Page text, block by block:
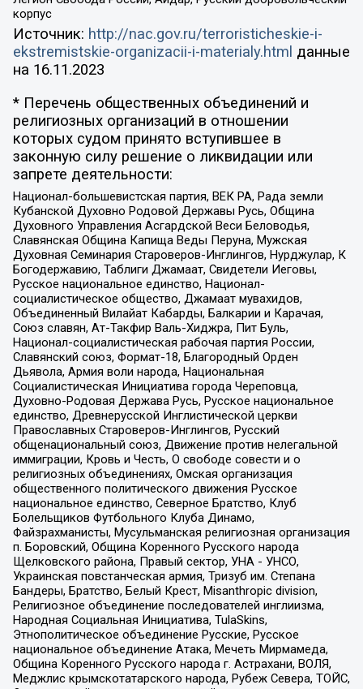
корпус
Источник: http://nac.gov.ru/terroristicheskie-i-
ekstremistskie-organizacii-i-materialy.html данные
на 16.11.2023
* Перечень общественных объединений и
религиозных организаций в отношении
которых судом принято вступившее в
законную силу решение о ликвидации или
запрете деятельности:
Национал-большевистская партия, ВЕК РА, Рада земли
Кубанской Духовно Родовой Державы Русь, Община
Духовного Управления Асгардской Веси Беловодья,
Славянская Община Капища Веды Перуна, Мужская
Духовная Семинария Староверов-Инглингов, Нурджулар, К
Богодержавию, Таблиги Джамаат, Свидетели Иеговы,
Русское национальное единство, Национал-
социалистическое общество, Джамаат мувахидов,
Объединенный Вилайат Кабарды, Балкарии и Карачая,
Союз славян, Ат-Такфир Валь-Хиджра, Пит Буль,
Национал-социалистическая рабочая партия России,
Славянский союз, Формат-18, Благородный Орден
Дьявола, Армия воли народа, Национальная
Социалистическая Инициатива города Череповца,
Духовно-Родовая Держава Русь, Русское национальное
единство, Древнерусской Инглистической церкви
Православных Староверов-Инглингов, Русский
общенациональный союз, Движение против нелегальной
иммиграции, Кровь и Честь, О свободе совести и о
религиозных объединениях, Омская организация
общественного политического движения Русское
национальное единство, Северное Братство, Клуб
Болельщиков Футбольного Клуба Динамо,
Файзрахманисты, Мусульманская религиозная организация
п. Боровский, Община Коренного Русского народа
Щелковского района, Правый сектор, УНА - УНСО,
Украинская повстанческая армия, Тризуб им. Степана
Бандеры, Братство, Белый Крест, Misanthropic division,
Религиозное объединение последователей инглиизма,
Народная Социальная Инициатива, TulaSkins,
Этнополитическое объединение Русские, Русское
национальное объединение Атака, Мечеть Мирмамеда,
Община Коренного Русского народа г. Астрахани, ВОЛЯ,
Меджлис крымскотатарского народа, Рубеж Севера, ТОЙС,